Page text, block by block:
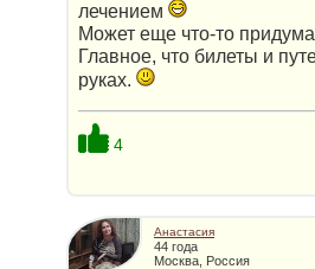
лечением
Может еще что-то
Главное, что билеты и
руках.
4
Анастасия
44 года
Москва, Россия